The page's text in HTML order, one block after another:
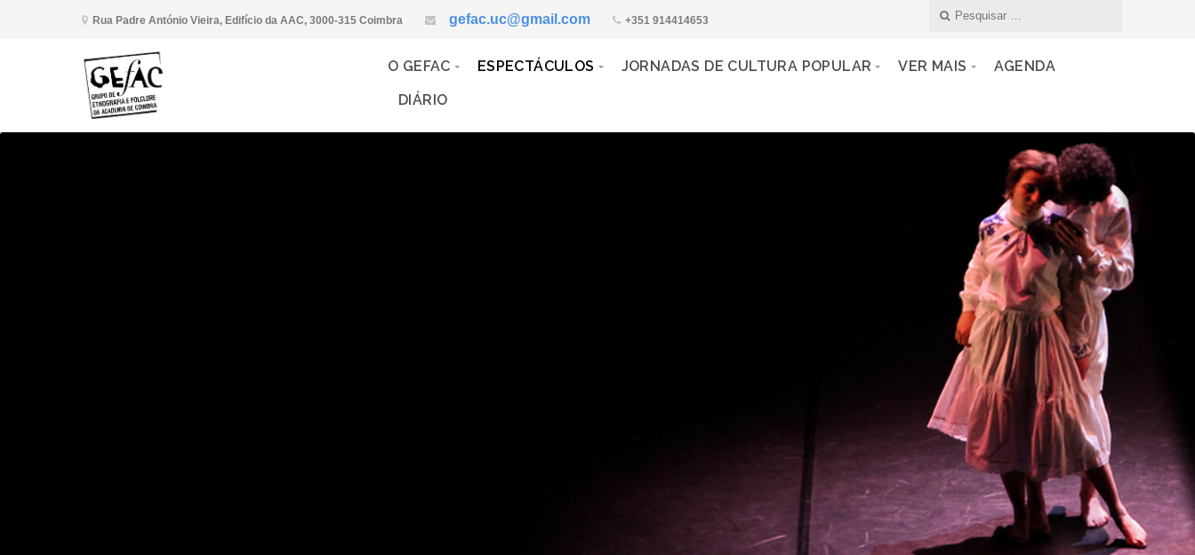
Rua Padre António Vieira, Edifício da AAC, 3000-315 Coimbra gefac.uc@gmail.com +351 914414653
O GEFAC ESPECTÁCULOS JORNADAS DE CULTURA POPULAR VER MAIS
AGENDA
DIÁRIO